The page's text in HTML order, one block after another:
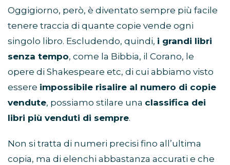
Oggigiorno, però, è diventato sempre più facile
tenere traccia di quante copie vende ogni
singolo libro. Escludendo, quindi, i grandi libri
senza tempo, come la Bibbia, il Corano, le
opere di Shakespeare etc, di cui abbiamo visto
essere impossibile risalire al numero di copie
vendute, possiamo stilare una classifica dei
libri più venduti di sempre.
Non si tratta di numeri precisi fino all’ultima
copia, ma di elenchi abbastanza accurati e che